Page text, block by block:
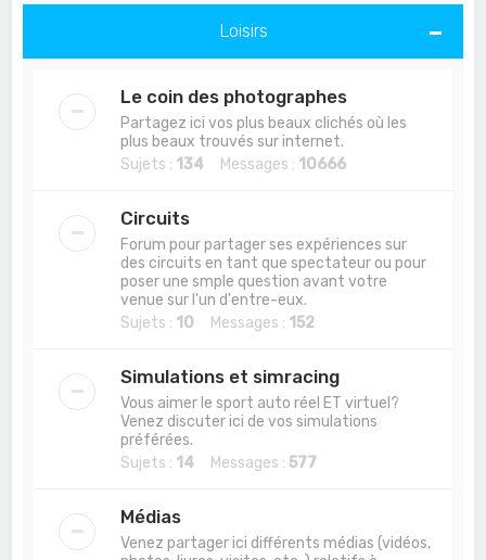
Loisirs
Le coin des photographes
Partagez ici vos plus beaux clichés où les
plus beaux trouvés sur internet.
Sujets : 134 Messages : 10666
Circuits
Forum pour partager ses expériences sur
des circuits en tant que spectateur ou pour
poser une smple question avant votre
venue sur l'un d'entre-eux.
Sujets : 10 Messages : 152
Simulations et simracing
Vous aimer le sport auto réel ET virtuel?
Venez discuter ici de vos simulations
préférées.
Sujets : 14 Messages : 577
Médias
Venez partager ici différents médias (vidéos,